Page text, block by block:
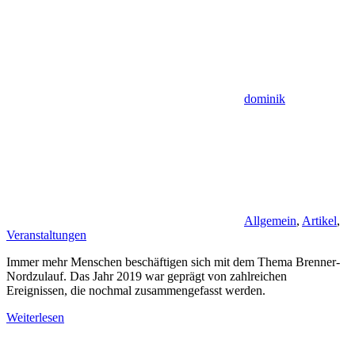
dominik
Allgemein, Artikel,
Veranstaltungen
Immer mehr Menschen beschäftigen sich mit dem Thema Brenner-
Nordzulauf. Das Jahr 2019 war geprägt von zahlreichen
Ereignissen, die nochmal zusammengefasst werden.
Weiterlesen